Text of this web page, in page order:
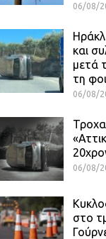
06/08/
και
μετά
τη
06/08/
06/08/
στο